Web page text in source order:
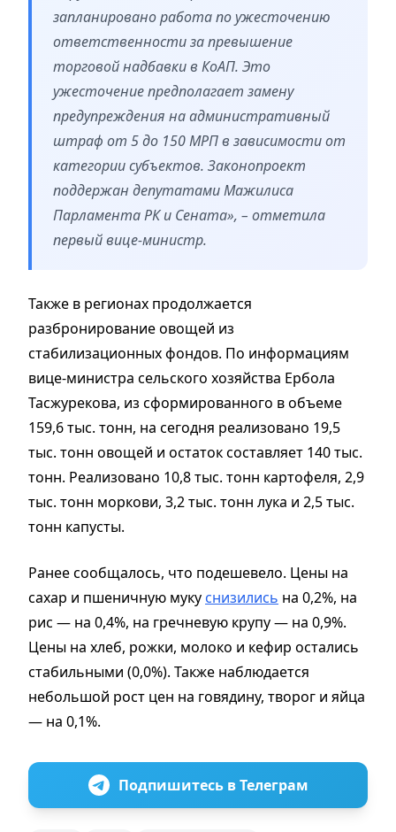
запланировано работа по ужесточению
ответственности за превышение
торговой надбавки в КоАП. Это
ужесточение предполагает замену
предупреждения на административный
штраф от 5 до 150 МРП в зависимости от
категории субъектов. Законопроект
поддержан депутатами Мажилиса
Парламента РК и Сената», – отметила
первый вице-министр.
Также в регионах продолжается
разбронирование овощей из
стабилизационных фондов. По информациям
вице-министра сельского хозяйства Ербола
Тасжурекова, из сформированного в объеме
159,6 тыс. тонн, на сегодня реализовано 19,5
тыс. тонн овощей и остаток составляет 140 тыс.
тонн. Реализовано 10,8 тыс. тонн картофеля, 2,9
тыс. тонн моркови, 3,2 тыс. тонн лука и 2,5 тыс.
тонн капусты.
Ранее сообщалось, что подешевело. Цены на
сахар и пшеничную муку снизились на 0,2%, на
рис — на 0,4%, на гречневую крупу — на 0,9%.
Цены на хлеб, рожки, молоко и кефир остались
стабильными (0,0%). Также наблюдается
небольшой рост цен на говядину, творог и яйца
— на 0,1%.
Подпишитесь в Телеграм